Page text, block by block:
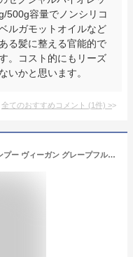
500g容量でノンシリコ
ルガモットオイルなど
る髪に整える官能的で
。コスト的にもリーズ
いかと思います。
全てのおすすめコメント (1件) >
LUSH ドライミー！ 55g ドライシャンプー ヴィーガン グレープフルーツ ライム 柑橘 サラサラ べたつき 介護 非常用 手作り 自然由来 コスメ ラッシュ 公式